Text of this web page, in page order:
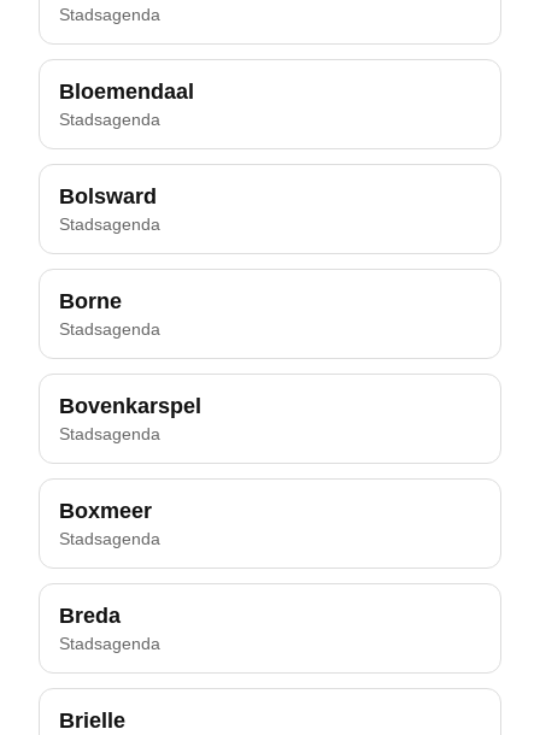
Stadsagenda
Bloemendaal
Stadsagenda
Bolsward
Stadsagenda
Borne
Stadsagenda
Bovenkarspel
Stadsagenda
Boxmeer
Stadsagenda
Breda
Stadsagenda
Brielle